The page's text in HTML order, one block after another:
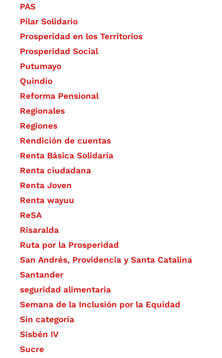
PAS
Pilar Solidario
Prosperidad en los Territorios
Prosperidad Social
Putumayo
Quindío
Reforma Pensional
Regionales
Regiones
Rendición de cuentas
Renta Básica Solidaria
Renta ciudadana
Renta Joven
Renta wayuu
ReSA
Risaralda
Ruta por la Prosperidad
San Andrés, Providencia y Santa Catalina
Santander
seguridad alimentaria
Semana de la Inclusión por la Equidad
Sin categoría
Sisbén IV
Sucre